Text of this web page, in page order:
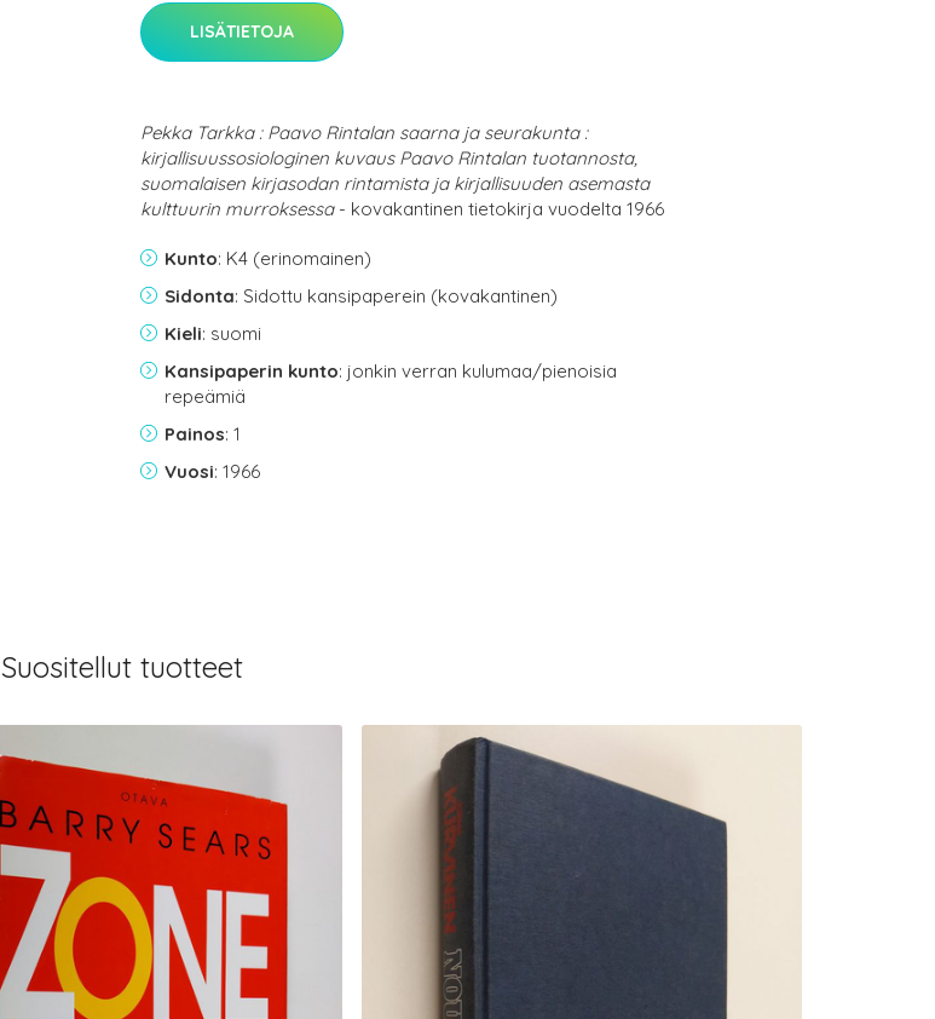
LISÄTIETOJA
Pekka Tarkka : Paavo Rintalan saarna ja seurakunta :
kirjallisuussosiologinen kuvaus Paavo Rintalan tuotannosta,
suomalaisen kirjasodan rintamista ja kirjallisuuden asemasta
kulttuurin murroksessa- kovakantinen tietokirja vuodelta 1966
Kunto: K4 (erinomainen)
Sidonta: Sidottu kansipaperein (kovakantinen)
Kieli: suomi
Kansipaperin kunto: jonkin verran kulumaa/pienoisia
repeämiä
Painos: 1
Vuosi: 1966
Suositellut tuotteet